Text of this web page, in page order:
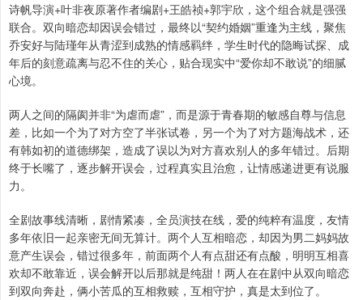
诗帆导演+叶非夜原著作者编剧+王皓祯+郭宇欣，这个组合就是强强
联合。双向暗恋却因误会错过，最终以“契约婚姻”重逢为主线，聚焦
乔安好与陆瑾年从青涩到成熟的情感羁绊，学生时代的隐晦试探、成
年后的刻意疏离与忍不住的关心，贴合现实中“爱你却不敢说”的细腻
心境。
两人之间的隔阂并非“为虐而虐”，而是源于青春期的敏感自尊与信息
差，比如一个为了对方空了半张试卷，另一个为了对方题海战术，还
有韩如初的道德绑架，造成了误以为对方喜欢别人的多年错过。后期
终于长嘴了，逐步解开误会，过程真实且治愈，让情感递进更有说服
力。
全剧故事线清晰，剧情紧凑，全员演技在线，爱的纯粹有温度，友情
多年依旧一起亲密无间无算计。两个人互相暗恋，却因为男二妈妈故
意产生误会，错过很多年，前面两个人有点甜还有点酸，明明互相喜
欢却不敢靠近，误会解开以后那就是纯甜！两人在在剧中从双向暗恋
到双向奔赴，俩小苦瓜的互相救赎，互相守护，真是太到位了。